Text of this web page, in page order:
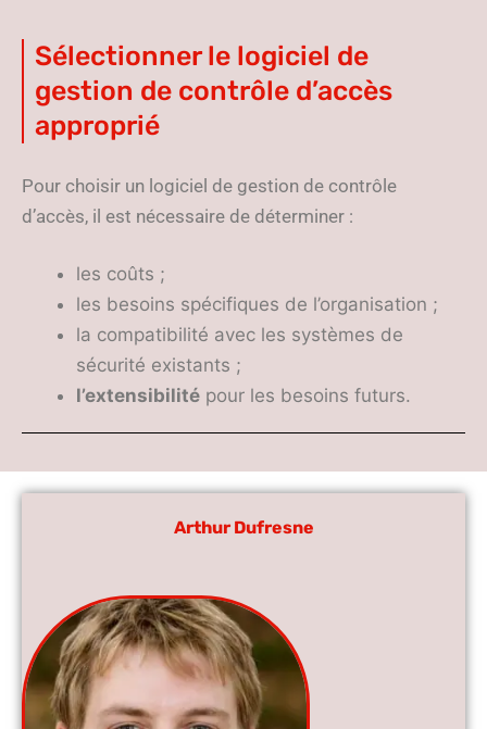
Sélectionner le logiciel de
gestion de contrôle d’accès
approprié
Pour choisir un logiciel de gestion de contrôle
d’accès, il est nécessaire de déterminer :
les coûts ;
les besoins spécifiques de l’organisation ;
la compatibilité avec les systèmes de
sécurité existants ;
l’extensibilité pour les besoins futurs.
Arthur Dufresne